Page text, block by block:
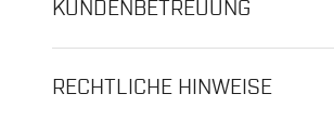
KUNDENBETREUUNG
RECHTLICHE HINWEISE